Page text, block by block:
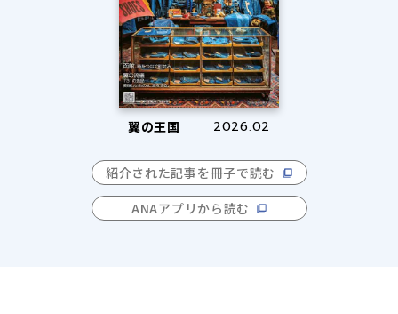
翼の王国 2026.02
紹介された記事を冊子で読む
ANAアプリから読む